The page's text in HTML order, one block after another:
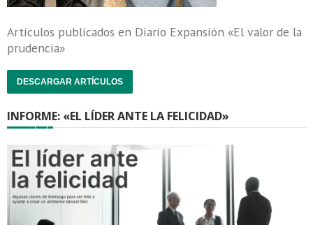
Artículos publicados en Diario Expansión «El valor de la
prudencia»
DESCARGAR ARTÍCULOS
INFORME: «EL LÍDER ANTE LA FELICIDAD»